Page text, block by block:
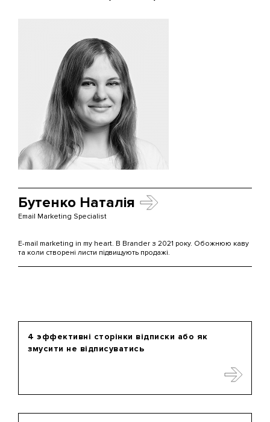
Бутенко Наталія
Email Marketing Specialist
E-mail marketing in my heart. В Brander з 2021 року. Обожнюю каву
та коли створені листи підвищують продажі.
4 эффективні сторінки відписки або як
змусити не відписуватись